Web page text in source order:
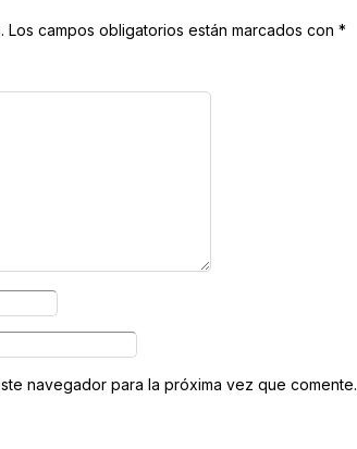
Los campos obligatorios están marcados con *
navegador para la próxima vez que comente.